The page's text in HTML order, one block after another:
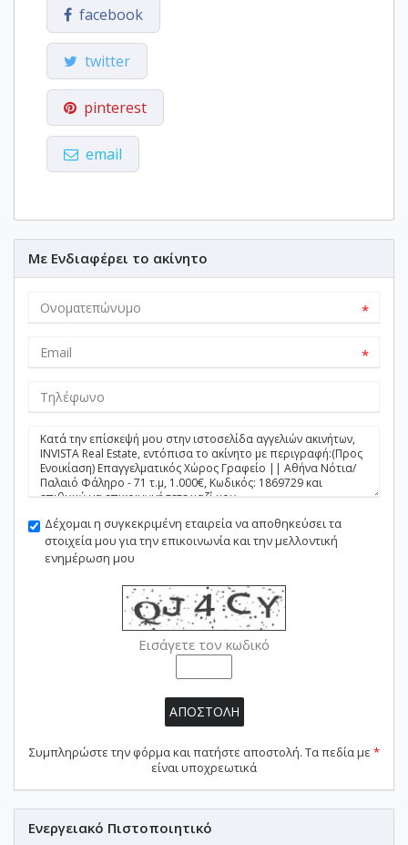
facebook
twitter
pinterest
email
Με Ενδιαφέρει το ακίνητο
*
*
Δέχομαι η συγκεκριμένη εταιρεία να αποθηκεύσει τα
στοιχεία μου για την επικοινωνία και την μελλοντική
ενημέρωση μου
Εισάγετε τον κωδικό
ΑΠΟΣΤΟΛΗ
Συμπληρώστε την φόρμα και πατήστε αποστολή. Τα πεδία με *
είναι υποχρεωτικά
Ενεργειακό Πιστοποιητικό